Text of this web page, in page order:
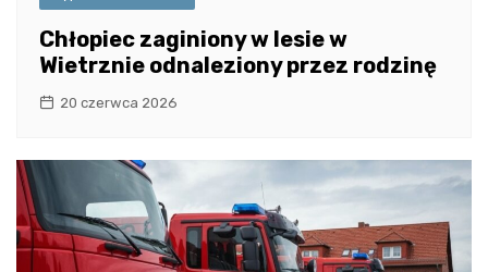
Chłopiec zaginiony w lesie w
Wietrznie odnaleziony przez rodzinę
20 czerwca 2026